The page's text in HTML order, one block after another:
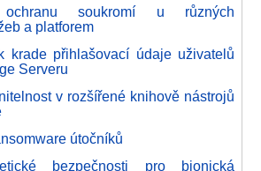
soukromí u různých
a platforem
krade přihlašovací údaje uživatelů
Serveru
v rozšířené knihově nástrojů
útočníků
bezpečnosti pro bionická